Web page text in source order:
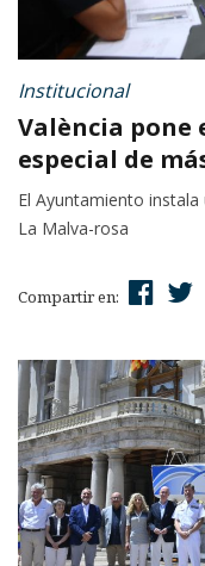
Institucional
València pone
especial de
El Ayuntamiento
La Malva-rosa
Compartir en: